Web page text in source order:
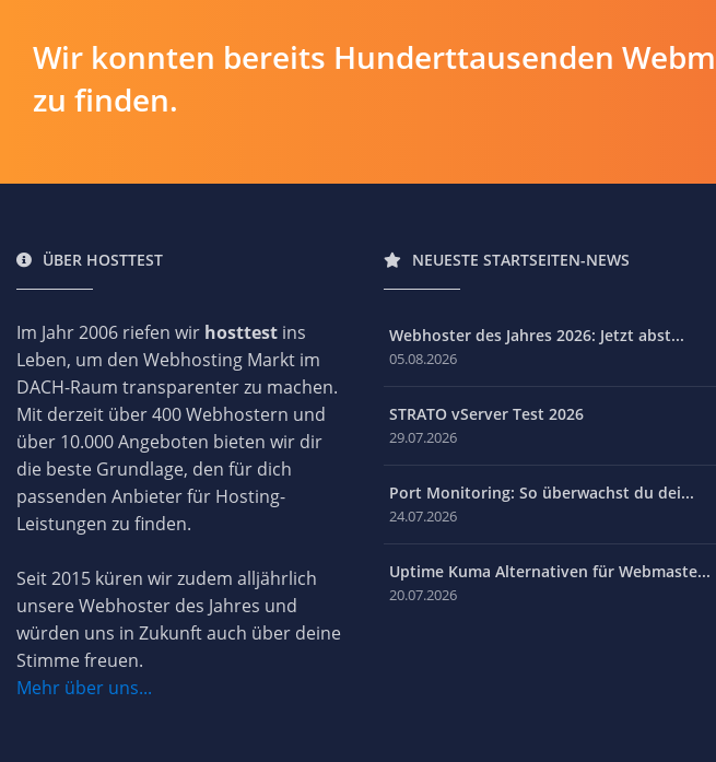
Wir konnten bereits Hunderttausenden
zu finden.
ÜBER HOSTTEST
Im Jahr 2006 riefen wir hosttest ins
Leben, um den Webhosting Markt im
DACH-Raum transparenter zu machen.
Mit derzeit über 400 Webhostern und
über 10.000 Angeboten bieten wir dir
die beste Grundlage, den für dich
passenden Anbieter für Hosting-
Leistungen zu finden.
Seit 2015 küren wir zudem alljährlich
unsere Webhoster des Jahres und
würden uns in Zukunft auch über deine
Stimme freuen.
Mehr über uns...
NEUESTE STARTSEITEN-NEWS
Webhoster des Jahres 2026: Jetzt abst...
05.08.2026
STRATO vServer Test 2026
29.07.2026
Port Monitoring: So überwachst du dei...
24.07.2026
Uptime Kuma Alternativen für Webmaste...
20.07.2026